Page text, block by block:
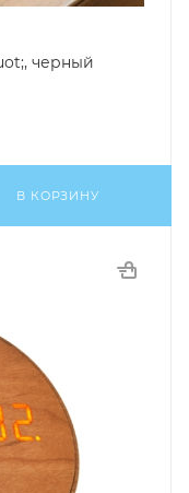
черный
В КОРЗИНУ